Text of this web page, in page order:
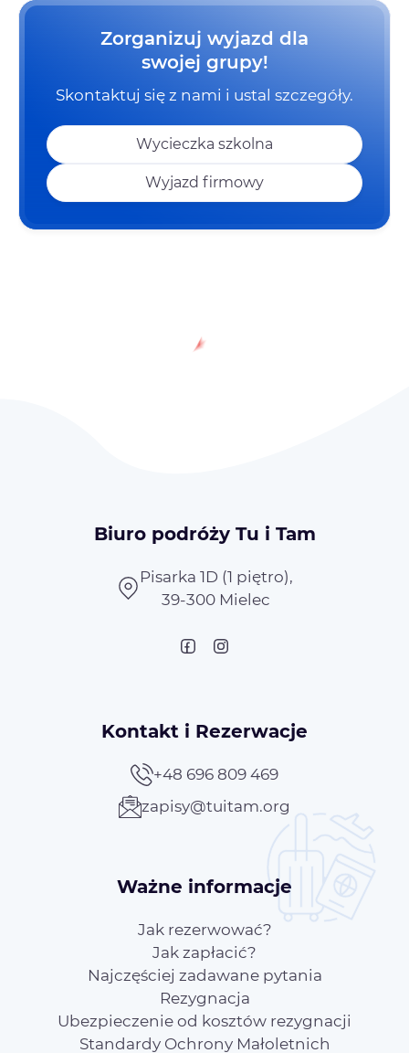
Zorganizuj wyjazd dla
swojej grupy!
Skontaktuj się z nami i ustal szczegóły.
Wycieczka szkolna
Wyjazd firmowy
Biuro podróży Tu i Tam
Pisarka 1D (1 piętro),
39-300 Mielec
Kontakt i Rezerwacje
+48 696 809 469
zapisy@tuitam.org
Ważne informacje
Jak rezerwować?
Jak zapłacić?
Najczęściej zadawane pytania
Rezygnacja
Ubezpieczenie od kosztów rezygnacji
Standardy Ochrony Małoletnich